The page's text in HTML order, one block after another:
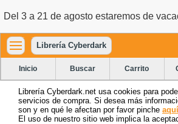
Del 3 a 21 de agosto estaremos de
Librería Cyberdark
Inicio Buscar Carrito
Librería Cyberdark.net usa cookies para
servicios de compra. Si desea más
son y en qué le afectan por favor pinche aquí
El uso de nuestro sitio web implica la